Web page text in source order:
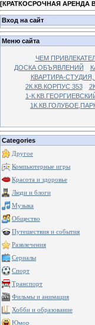
[КРАТКОСРОЧНАЯ АРЕНДА В
Вход на сайт
Меню сайта
ЧЕМ
ДОСКА ОБЪЯВЛЕНИЙ
КВАРТИРА-
2К.КВ.КОРПУС 353
1-
Categories
Другое
Компьютерные игры
Красота и здоровье
Люди и блоги
Музыка
Общество
Путешествия и события
Развлечения
Сериалы
Спорт
Транспорт
Фильмы и анимация
Хобби и образование
Юмор